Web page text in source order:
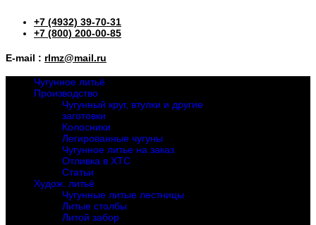
+7 (4932) 39-70-31
+7 (800) 200-00-85
E-mail : rlmz@mail.ru
Чугунное литьё
Производство
Чугунный круг, втулки и другие
заготовки
Колосники
Легированные чугуны
Чугунное литье на заказ
Отливка в ХТС
Статьи
Худож. литьё
Чугунные литые лестницы
Литые столбы
Литой забор